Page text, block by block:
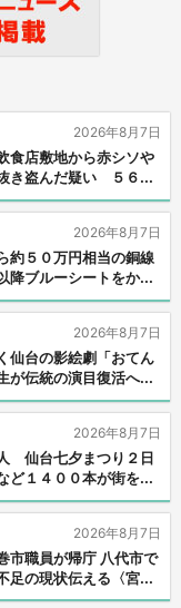
食店敷地から赤シソや
き盗んだ疑い ５６...
2026年8月7日
約５０万円相当の銅線
ブルーシートをか...
2026年8月7日
仙台の影絵劇「おてん
が伝統の演目復活へ...
2026年8月7日
仙台七夕まつり２日
ど１４００本が街を...
2026年8月7日
市職員が帰庁 八代市で
足の現状伝える〈宮...
2026年8月7日